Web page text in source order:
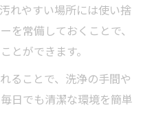
れやすい場所には使い捨
を常備しておくことで、
とができます。
ることで、洗浄の手間や
日でも清潔な環境を簡単